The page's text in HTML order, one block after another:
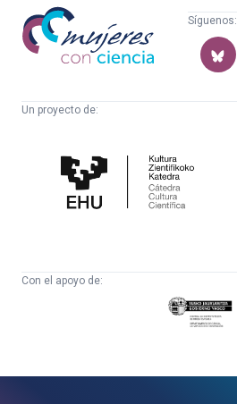
Mujeres
con
ciencia
Síguenos:
Un proyecto de:
Cultura
Científica
Con el apoyo de:
Eusko
Jaurlaritza